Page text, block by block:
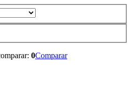
0Comparar